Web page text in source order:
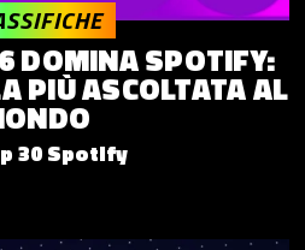
DOMINA SPOTIFY:
PIÙ ASCOLTATA AL
30 Spotify